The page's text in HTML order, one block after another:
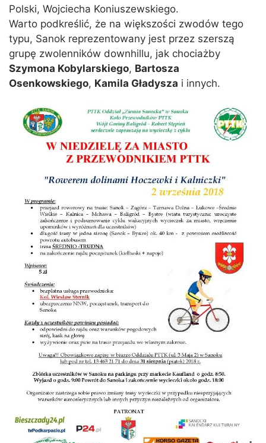
Polski, Wojciecha Koniuszewskiego.
Warto podkreślić, że na większości zwodów tego
typu, Sanok reprezentowany jest przez szerszą
grupę zwolenników downhillu, jak chociażby
Szymona Kobylarskiego, Bartosza
Osenkowskiego, Kamila Gładysza i innych.